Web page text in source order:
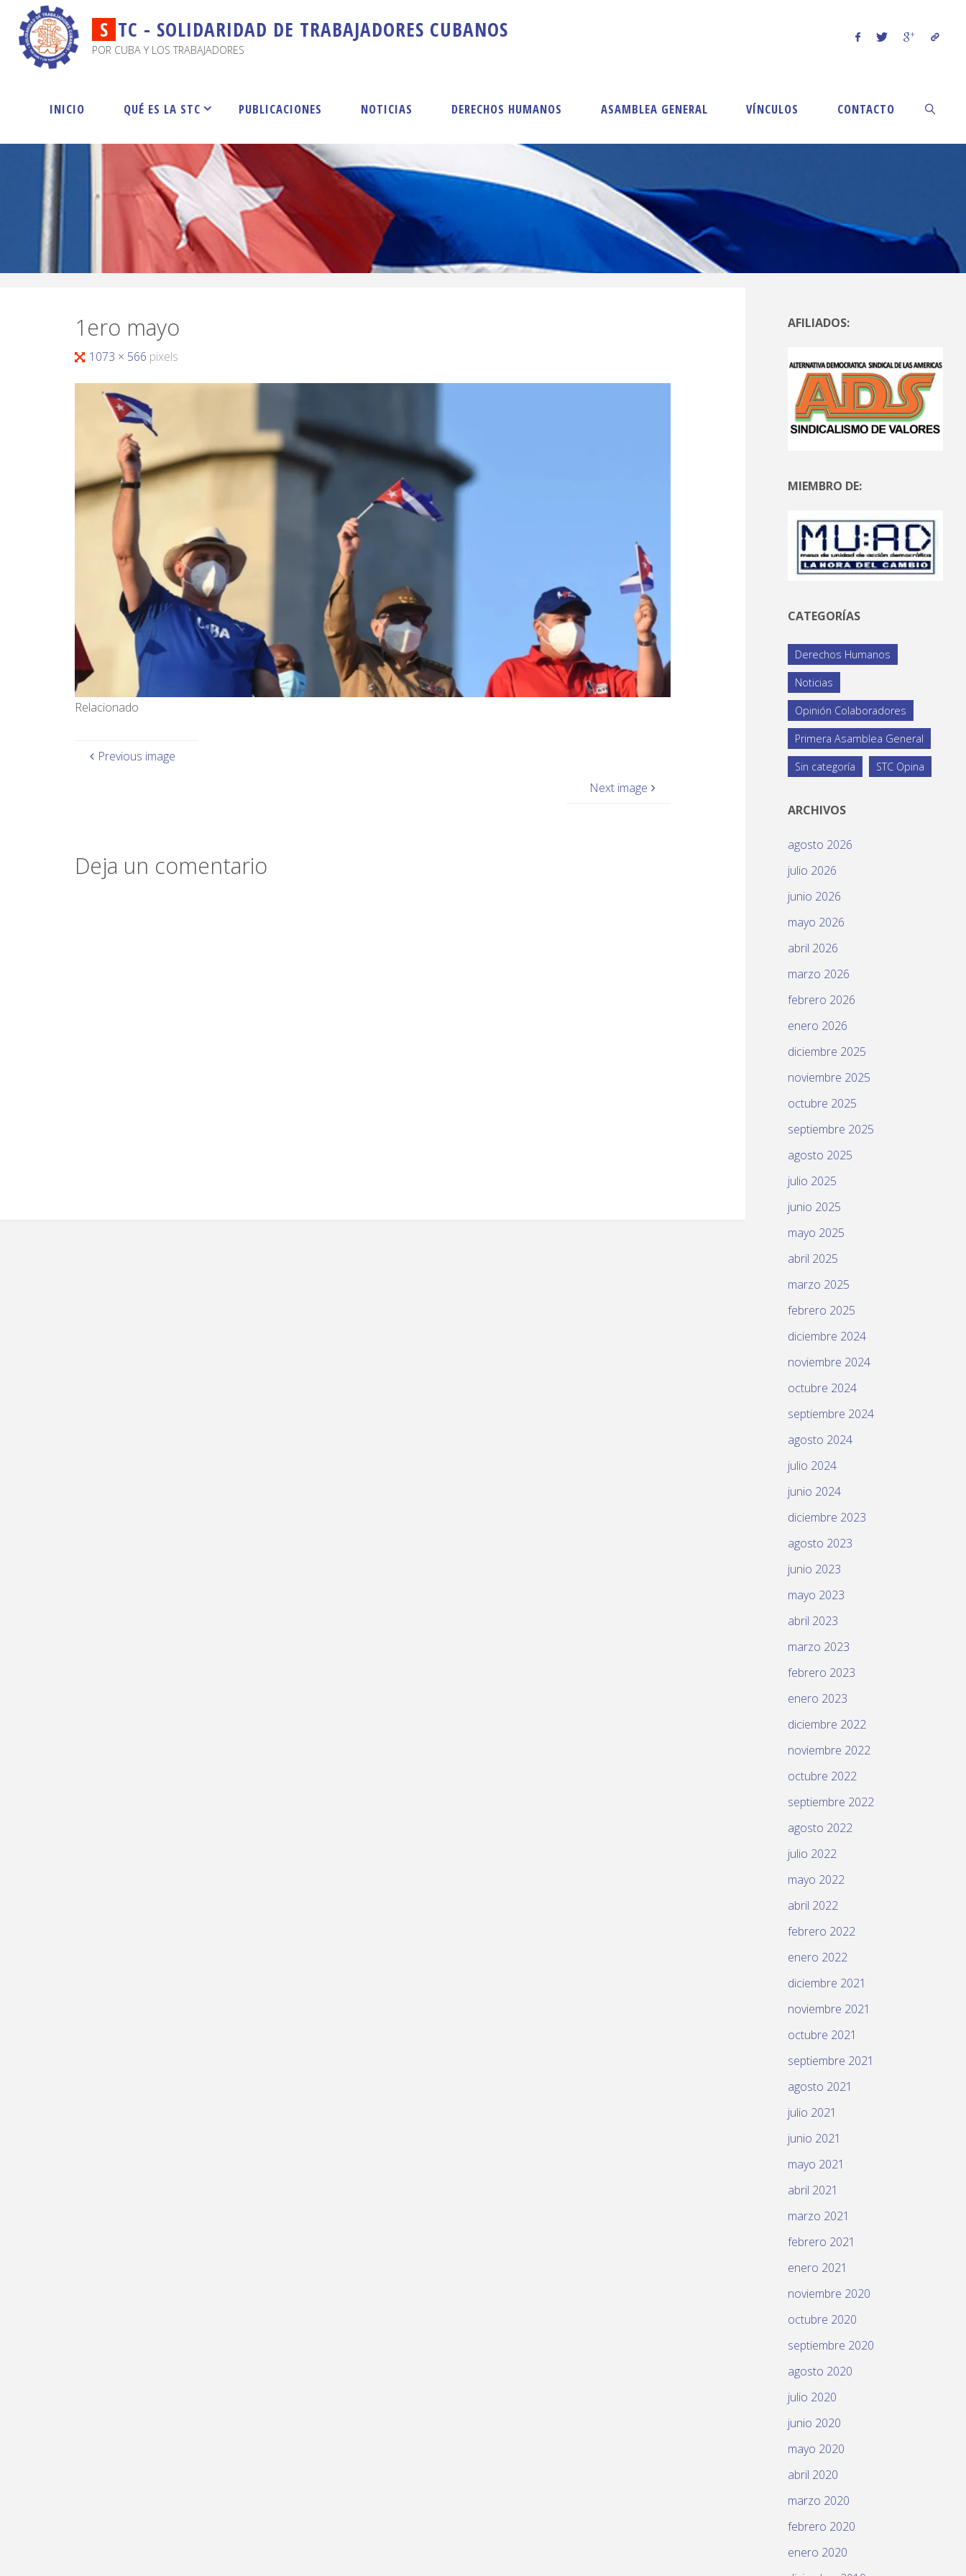
S TC - SOLIDARIDAD DE TRABAJADORES CUBANOS
POR CUBA Y LOS TRABAJADORES
INICIO QUÉ ES LA STC PUBLICACIONES NOTICIAS DERECHOS HUMANOS ASAMBLEA GENERAL VÍNCULOS CONTACTO
1ero mayo
1073 × 566 pixels
Relacionado
Previous image
Next image
Deja un comentario
AFILIADOS:
MIEMBRO DE:
CATEGORÍAS
Derechos Humanos
Noticias
Opinión Colaboradores
Primera Asamblea General
Sin categoría STC Opina
ARCHIVOS
agosto 2026
julio 2026
junio 2026
mayo 2026
abril 2026
marzo 2026
febrero 2026
enero 2026
diciembre 2025
noviembre 2025
octubre 2025
septiembre 2025
agosto 2025
julio 2025
junio 2025
mayo 2025
abril 2025
marzo 2025
febrero 2025
diciembre 2024
noviembre 2024
octubre 2024
septiembre 2024
agosto 2024
julio 2024
junio 2024
diciembre 2023
agosto 2023
junio 2023
mayo 2023
abril 2023
marzo 2023
febrero 2023
enero 2023
diciembre 2022
noviembre 2022
octubre 2022
septiembre 2022
agosto 2022
julio 2022
mayo 2022
abril 2022
febrero 2022
enero 2022
diciembre 2021
noviembre 2021
octubre 2021
septiembre 2021
agosto 2021
julio 2021
junio 2021
mayo 2021
abril 2021
marzo 2021
febrero 2021
enero 2021
noviembre 2020
octubre 2020
septiembre 2020
agosto 2020
julio 2020
junio 2020
mayo 2020
abril 2020
marzo 2020
febrero 2020
enero 2020